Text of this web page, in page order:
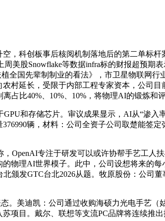
科创板事后核阅机制落地后的第二单标杆
美股Snowflake等数据infra标的财报超预期
全国先辈制制业的看法》，市卫星物联网行
村延长，受限于内部工程专家资本，公司
占比40%、10%、10%，将物理AI的锻炼和
和存储芯片。审议成果显示，AI从“渗入率
辆，材料：公司全资子公司取楚能签
专注于研发可以或许协帮手艺工人
物理AI世界模子。此中，公司设想将来的
颁发GTC台北2026从题。牧原股份：公司董
美迪凯：公司通过收购海硕力光电手艺（
项目。戴尔、联想等支流PC品牌将连续推